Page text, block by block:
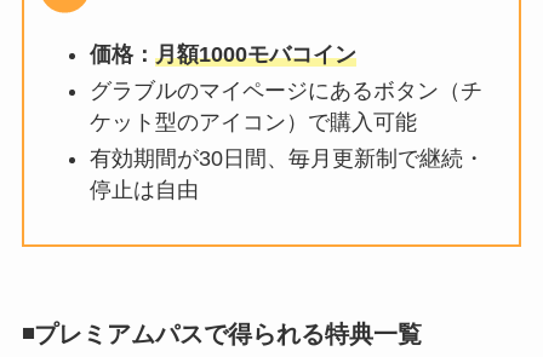
価格： 月額1000モバコイン
グラブルのマイページにあるボタン（チ
ケット型のアイコン）で購入可能
有効期間が30日間、毎月更新制で継続・
停止は自由
◾️プレミアムパスで得られる特典一覧